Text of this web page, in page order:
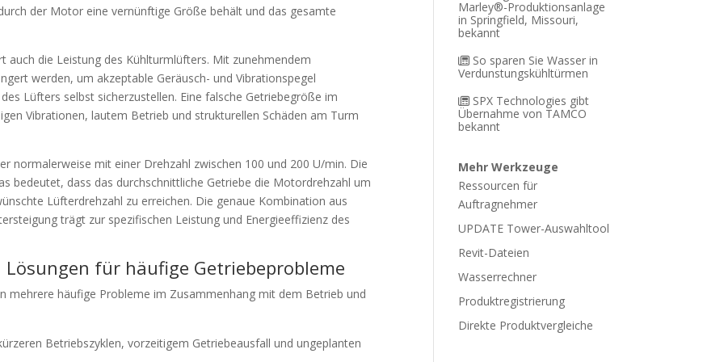
der Motor eine vernünftige Größe behält und das gesamte
auch die Leistung des Kühlturmlüfters. Mit zunehmendem
werden, um akzeptable Geräusch- und Vibrationspegel
Lüfters selbst sicherzustellen. Eine falsche Getriebegröße im
Vibrationen, lautem Betrieb und strukturellen Schäden am Turm
normalerweise mit einer Drehzahl zwischen 100 und 200 U/min. Die
bedeutet, dass das durchschnittliche Getriebe die Motordrehzahl um
Lüfterdrehzahl zu erreichen. Die genaue Kombination aus
trägt zur spezifischen Leistung und Energieeffizienz des
für häufige Getriebeprobleme
mehrere häufige Probleme im Zusammenhang mit dem Betrieb und
Betriebszyklen, vorzeitigem Getriebeausfall und ungeplanten
Marley®-Produktionsanlage
in Springfield, Missouri,
bekannt
So sparen Sie Wasser in
Verdunstungskühltürmen
SPX Technologies gibt
Übernahme von TAMCO
bekannt
Mehr Werkzeuge
Ressourcen für
Auftragnehmer
UPDATE Tower-Auswahltool
Revit-Dateien
Wasserrechner
Produktregistrierung
Direkte Produktvergleiche